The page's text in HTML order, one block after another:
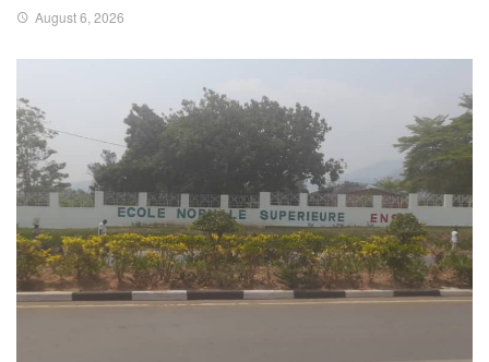
August 6, 2026